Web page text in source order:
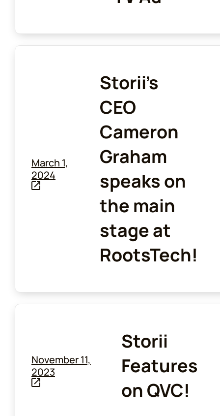
March 1,
2024
Storii's
CEO
Cameron
Graham
speaks on
the main
stage at
RootsTech!
November 11,
2023
Storii
Features
on QVC!